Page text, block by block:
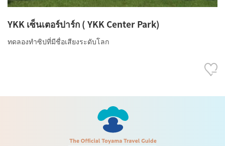
YKK เซ็นเตอร์ปาร์ก ( YKK Center Park)
ทดลองทำซิปที่มีชื่อเสียงระดับโลก